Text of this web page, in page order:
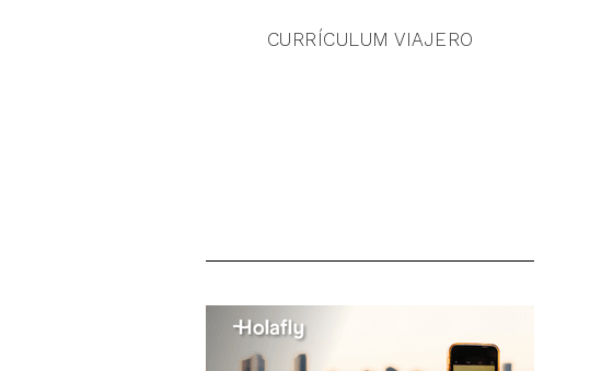
CURRÍCULUM VIAJERO